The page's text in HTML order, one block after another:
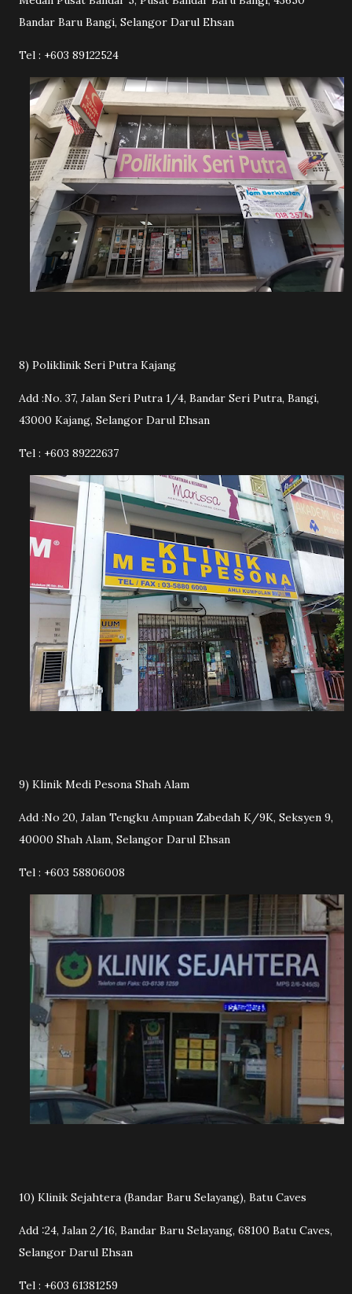
Bandar Baru Bangi, Selangor Darul Ehsan
Tel : +603 89122524
8) Poliklinik Seri Putra Kajang
Add :No. 37, Jalan Seri Putra 1/4, Bandar Seri Putra, Bangi,
43000 Kajang, Selangor Darul Ehsan
Tel : +603 89222637
9) Klinik Medi Pesona Shah Alam
Add :No 20, Jalan Tengku Ampuan Zabedah K/9K, Seksyen 9,
40000 Shah Alam, Selangor Darul Ehsan
Tel : +603 58806008
10) Klinik Sejahtera (Bandar Baru Selayang), Batu Caves
Add :24, Jalan 2/16, Bandar Baru Selayang, 68100 Batu Caves,
Selangor Darul Ehsan
Tel : +603 61381259